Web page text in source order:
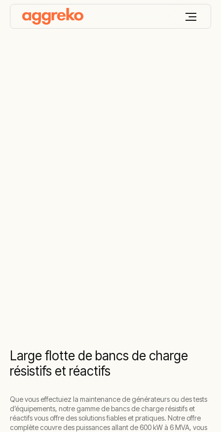
Large flotte de bancs de charge
résistifs et réactifs
Que vous effectuiez la maintenance de générateurs ou des tests
d’équipements, notre gamme de bancs de charge résistifs et
réactifs vous offre des solutions fiables et pratiques. Notre offre
complète couvre des puissances allant de 600 kW à 6 MVA, vous